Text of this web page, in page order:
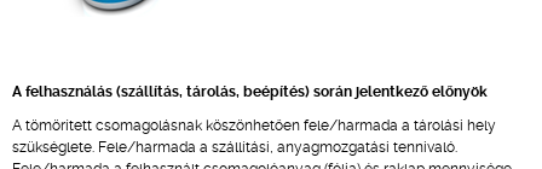
A felhasználás (szállítás, tárolás, beépítés) során jelentkező előnyök
A tömörített csomagolásnak köszönhetően fele/harmada a tárolási hely
szükséglete. Fele/harmada a szállítási, anyagmozgatási tennivaló.